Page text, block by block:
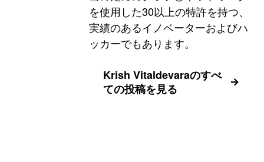
を使用した30以上の特許を持つ、
実績のあるイノベーターおよびハ
ッカーでもあります。
Krish Vitaldevaraのすべ
ての投稿を見る